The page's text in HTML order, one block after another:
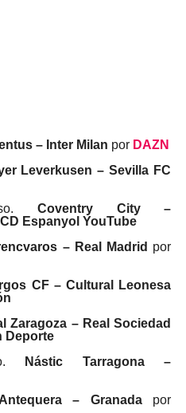
– Inter Milan por DAZN
Leverkusen – Sevilla FC
Coventry City –
Espanyol YouTube
– Real Madrid por
CF – Cultural Leonesa
Zaragoza – Real Sociedad
Deporte
Nástic Tarragona –
Antequera – Granada por